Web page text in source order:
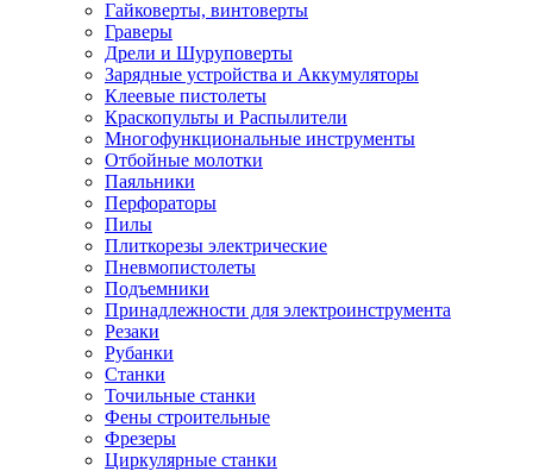
Гайковерты, винтоверты
Граверы
Дрели и Шуруповерты
Зарядные устройства и Аккумуляторы
Клеевые пистолеты
Краскопульты и Распылители
Многофункциональные инструменты
Отбойные молотки
Паяльники
Перфораторы
Пилы
Плиткорезы электрические
Пневмопистолеты
Подъемники
Принадлежности для электроинструмента
Резаки
Рубанки
Станки
Точильные станки
Фены строительные
Фрезеры
Циркулярные станки